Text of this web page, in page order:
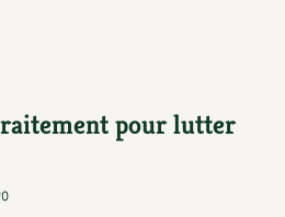
pour lutter